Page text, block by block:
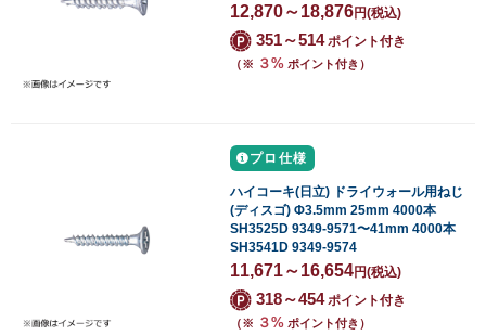
12,870～18,876円(税込)
351～514ポイント付き
（※ ３% ポイント付き）
プロ仕様
ハイコーキ(日立) ドライウォール用ねじ
(ディスゴ) Φ3.5mm 25mm 4000本
SH3525D 9349-9571〜41mm 4000本
SH3541D 9349-9574
11,671～16,654円(税込)
318～454ポイント付き
（※ ３% ポイント付き）